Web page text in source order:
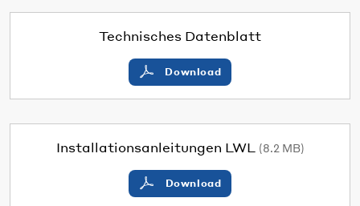
Technisches Datenblatt
Download
Installationsanleitungen LWL (8.2 MB)
Download